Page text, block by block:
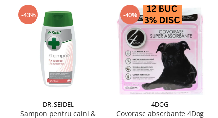
-43%
DR. SEIDEL
Sampon pentru caini &
-40%
4DOG
Covorase absorbante 4Dog